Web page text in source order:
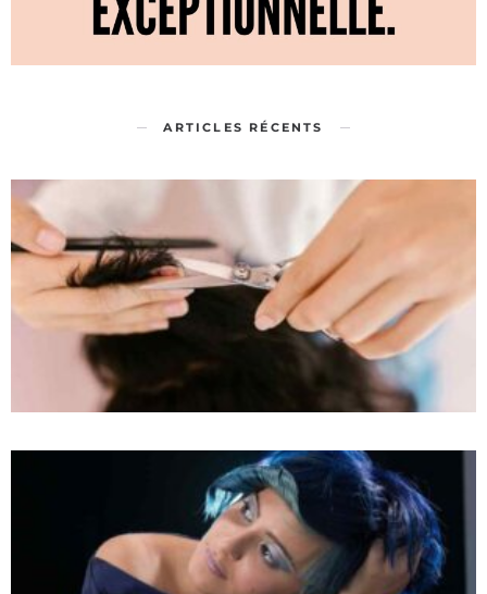
ARTICLES RÉCENTS